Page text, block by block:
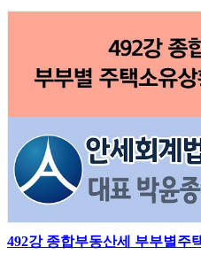
492강 종합부동산세 부부별주